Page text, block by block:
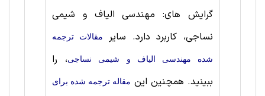
گرایش های: مهندسی الیاف و شیمی
نساجی، کاربرد دارد. سایر
مقالات ترجمه
شده مهندسی الیاف و شیمی نساجی، را
ببینید. همچنین این مقاله ترجمه شده برای